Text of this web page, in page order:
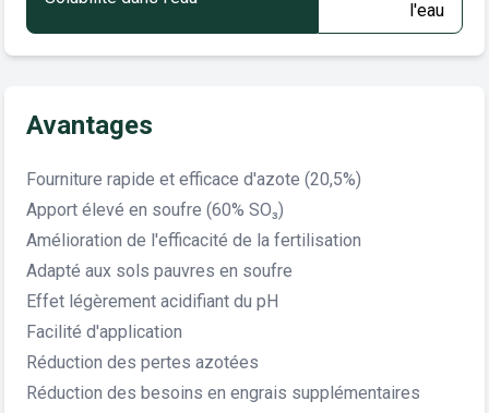
l'eau
Avantages
Fourniture rapide et efficace d'azote (20,5%)
Apport élevé en soufre (60% SO₃)
Amélioration de l'efficacité de la fertilisation
Adapté aux sols pauvres en soufre
Effet légèrement acidifiant du pH
Facilité d'application
Réduction des pertes azotées
Réduction des besoins en engrais supplémentaires